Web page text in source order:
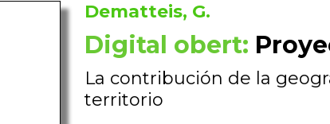
Dematteis, G.
Digital obert:
La contribución de la
territorio